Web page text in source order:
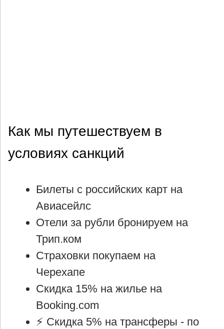
Как мы путешествуем в
условиях санкций
Билеты с российских карт на
Авиасейлс
Отели за рубли бронируем на
Трип.ком
Страховки покупаем на
Черехапе
Скидка 15% на жилье на
Booking.com
⚡ Cкидка 5% на трансферы - по